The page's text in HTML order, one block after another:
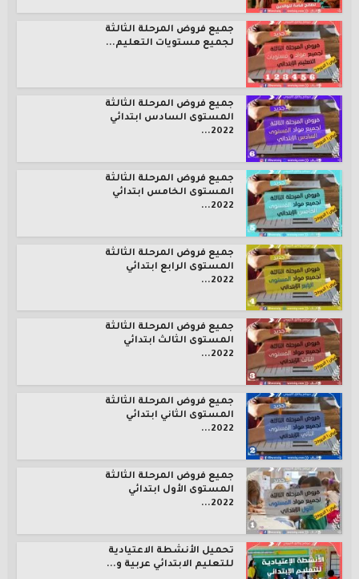
جميع فروض المرحلة الثالثة
لجميع مستويات التعليم...
جميع فروض المرحلة الثالثة
المستوى السادس ابتدائي
2022...
جميع فروض المرحلة الثالثة
المستوى الخامس ابتدائي
2022...
جميع فروض المرحلة الثالثة
المستوى الرابع ابتدائي
2022...
جميع فروض المرحلة الثالثة
المستوى الثالث ابتدائي
2022...
جميع فروض المرحلة الثالثة
المستوى الثاني ابتدائي
2022...
جميع فروض المرحلة الثالثة
المستوى الأول ابتدائي
2022...
تحميل الأنشطة الاعتيادية
للتعليم الابتدائي عربية و...